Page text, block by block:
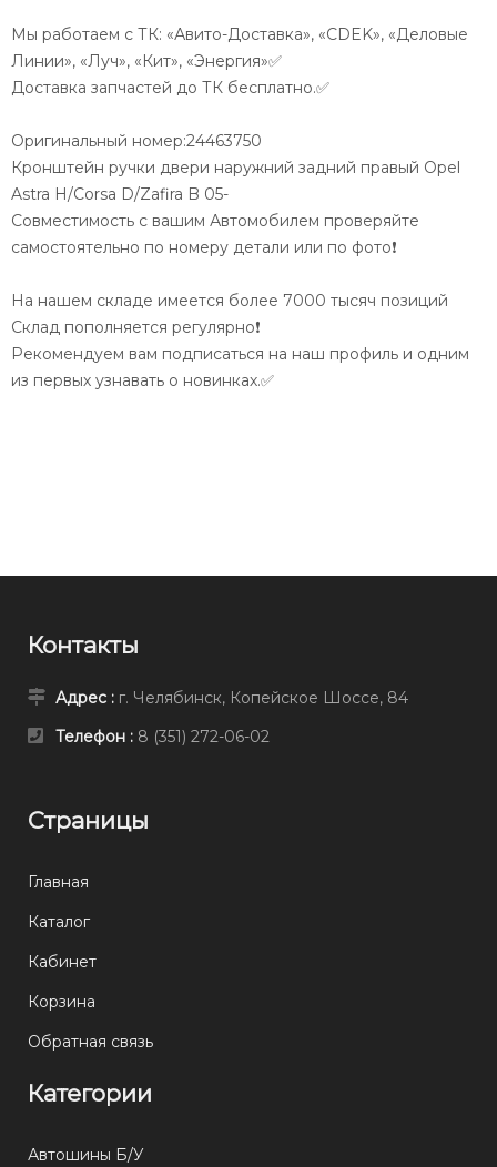
Мы работаем с ТК: «Авито-Доставка», «CDEK», «Деловые
Линии», «Луч», «Кит», «Энергия»✅
Доставка запчастей до ТК бесплатно.✅
Оригинальный номер:24463750
Кронштейн ручки двери наружний задний правый Opel
Astra H/Corsa D/Zafira B 05-
Совместимость с вашим Автомобилем проверяйте
самостоятельно по номеру детали или по фото❗️
На нашем складе имеется более 7000 тысяч позиций
Склад пополняется регулярно❗️
Рекомендуем вам подписаться на наш профиль и одним
из первых узнавать о новинках.✅
Контакты
Адрес : г. Челябинск, Копейское Шоссе, 84
Телефон : 8 (351) 272-06-02
Страницы
Главная
Каталог
Кабинет
Корзина
Обратная связь
Категории
Автошины Б/У